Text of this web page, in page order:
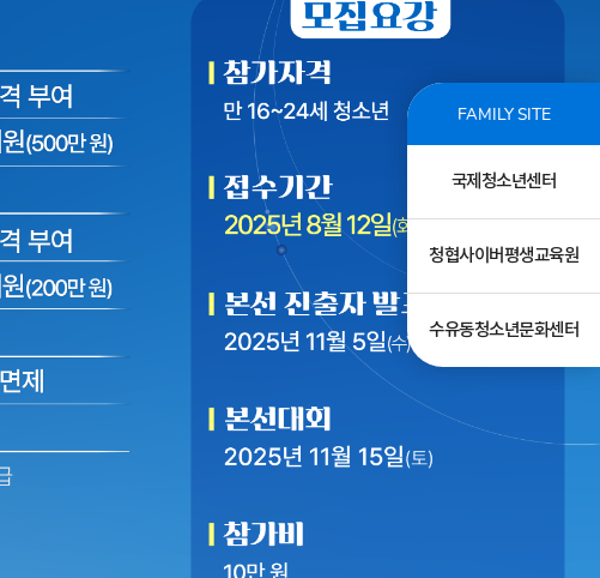
FAMILY SITE
국제청소년센터
청협사이버평생교육원
수유동청소년문화센터